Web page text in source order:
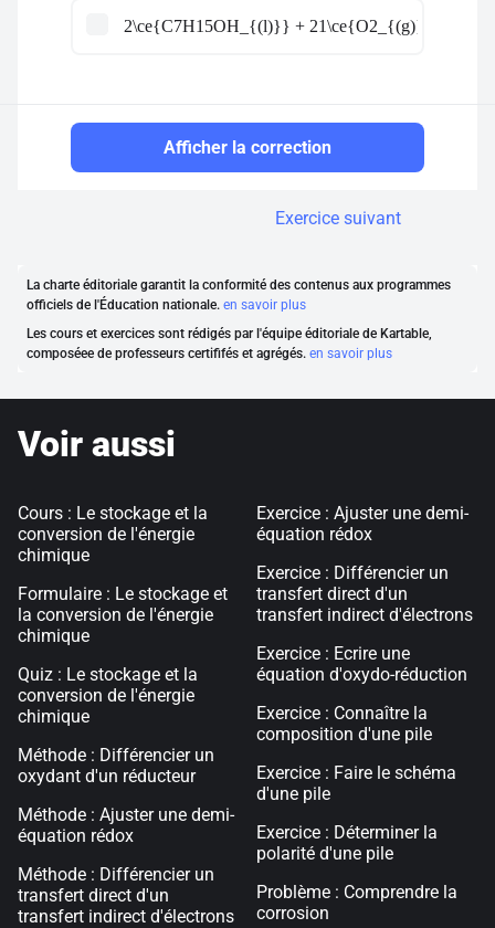
2\ce{C7H15OH_{(l)}} + 21\ce{O2_{(g)}} \ce{-
Afficher la correction
Exercice suivant
La charte éditoriale garantit la conformité des contenus aux programmes
officiels de l'Éducation nationale. en savoir plus
Les cours et exercices sont rédigés par l'équipe éditoriale de Kartable,
composéee de professeurs certififés et agrégés. en savoir plus
Voir aussi
Cours : Le stockage et la
conversion de l'énergie
chimique
Formulaire : Le stockage et
la conversion de l'énergie
chimique
Quiz : Le stockage et la
conversion de l'énergie
chimique
Méthode : Différencier un
oxydant d'un réducteur
Méthode : Ajuster une demi-
équation rédox
Méthode : Différencier un
transfert direct d'un
transfert indirect d'électrons
Exercice : Ajuster une demi-
équation rédox
Exercice : Différencier un
transfert direct d'un
transfert indirect d'électrons
Exercice : Ecrire une
équation d'oxydo-réduction
Exercice : Connaître la
composition d'une pile
Exercice : Faire le schéma
d'une pile
Exercice : Déterminer la
polarité d'une pile
Problème : Comprendre la
corrosion